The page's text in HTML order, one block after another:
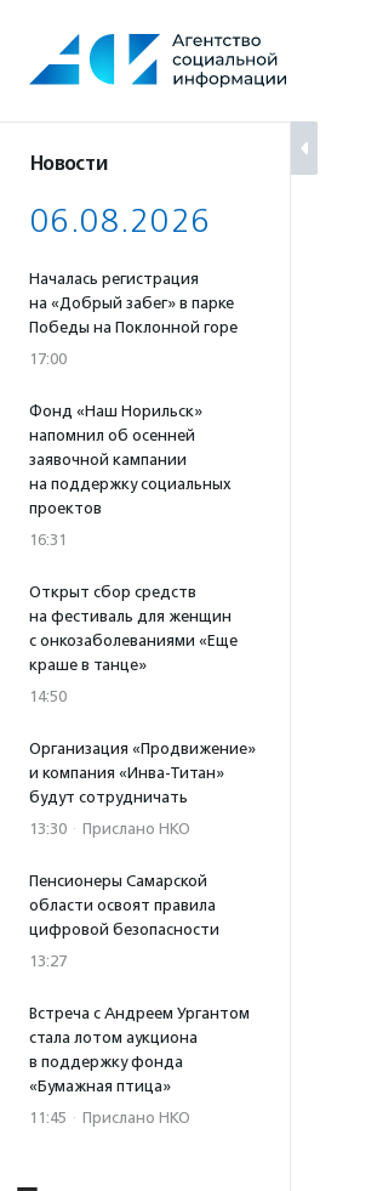
содержанию
Новости
06.08.2026
Началась регистрация
на «Добрый забег» в парке
Победы на Поклонной горе
17:00
Фонд «Наш Норильск»
напомнил об осенней
заявочной кампании
на поддержку социальных
проектов
16:31
Открыт сбор средств
на фестиваль для женщин
с онкозаболеваниями «Еще
краше в танце»
14:50
Организация «Продвижение»
и компания «Инва-Титан»
будут сотрудничать
13:30 · Прислано НКО
Пенсионеры Самарской
области освоят правила
цифровой безопасности
13:27
Встреча с Андреем Ургантом
стала лотом аукциона
в поддержку фонда
«Бумажная птица»
11:45 · Прислано НКО